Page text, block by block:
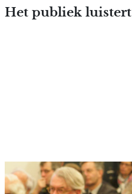
Het publiek